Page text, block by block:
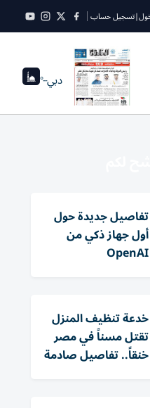
|تسجيل حساب
دبي--°
تفاصيل جديدة حول
أول جهاز ذكي من
OpenAI
خدعة تنظيف المنزل
تقتل مسناً في مصر
خنقاً.. تفاصيل صادمة